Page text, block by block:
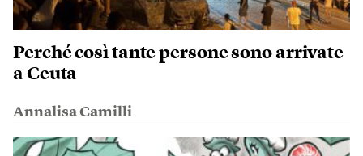
Perché così tante persone sono arrivate
a Ceuta
Annalisa Camilli